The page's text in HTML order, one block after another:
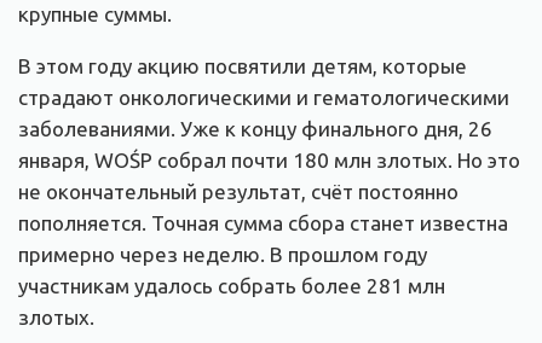
крупные суммы.
В этом году акцию посвятили детям, которые
страдают онкологическими и гематологическими
заболеваниями. Уже к концу финального дня, 26
января, WOŚP собрал почти 180 млн злотых. Но это
не окончательный результат, счёт постоянно
пополняется. Точная сумма сбора станет известна
примерно через неделю. В прошлом году
участникам удалось собрать более 281 млн
злотых.